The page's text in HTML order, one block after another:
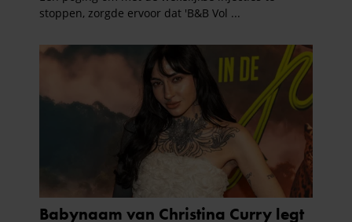
partners voor social media, adverteren en analyse. Deze
informatie die u aan ze heeft verstrekt of die ze hebben
verzameld op basis van uw gebruik van hun services. U
gaat akkoord met onze cookies als u onze website blijft
gebruiken.